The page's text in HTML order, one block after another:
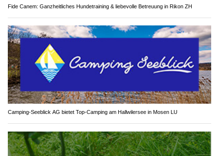
Fide Canem: Ganzheitliches Hundetraining & liebevolle Betreuung in Rikon ZH
Camping-Seeblick AG bietet Top-Camping am Hallwilersee in Mosen LU